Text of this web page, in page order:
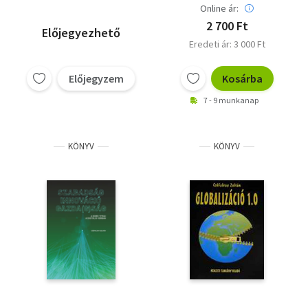
Előjegyezhető
Előjegyzem
Online ár:
2 700 Ft
Eredeti ár: 3 000 Ft
Kosárba
7 - 9 munkanap
KÖNYV KÖNYV